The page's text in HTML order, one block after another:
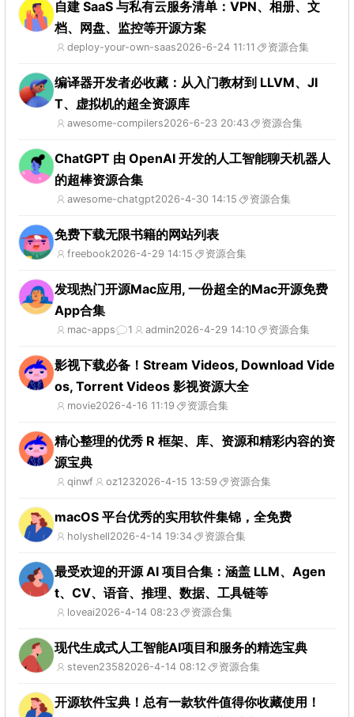
自建 SaaS 与私有云服务清单：VPN、相册、文
档、网盘、监控等开源方案
deploy-your-own-saas2026-6-24 11:11 资源合集
编译器开发者必收藏：从入门教材到 LLVM、JI
T、虚拟机的超全资源库
awesome-compilers2026-6-23 20:43 资源合集
ChatGPT 由 OpenAI 开发的人工智能聊天机器人
的超棒资源合集
awesome-chatgpt2026-4-30 14:15 资源合集
免费下载无限书籍的网站列表
freebook2026-4-29 14:15 资源合集
发现热门开源Mac应用, 一份超全的Mac开源免费
App合集
mac-apps 1 admin2026-4-29 14:10 资源合集
影视下载必备！Stream Videos, Download Vide
os, Torrent Videos 影视资源大全
movie2026-4-16 11:19 资源合集
精心整理的优秀 R 框架、库、资源和精彩内容的资
源宝典
qinwf oz1232026-4-15 13:59 资源合集
macOS 平台优秀的实用软件集锦，全免费
holyshell2026-4-14 19:34 资源合集
最受欢迎的开源 AI 项目合集：涵盖 LLM、Agen
t、CV、语音、推理、数据、工具链等
loveai2026-4-14 08:23 资源合集
现代生成式人工智能AI项目和服务的精选宝典
steven23582026-4-14 08:12 资源合集
开源软件宝典！总有一款软件值得你收藏使用！